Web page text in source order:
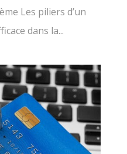
Les piliers d’un
dans la...